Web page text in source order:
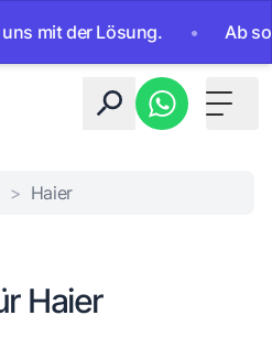
der Lösung. • Ab sofort
Toggle
> Haier
Haier